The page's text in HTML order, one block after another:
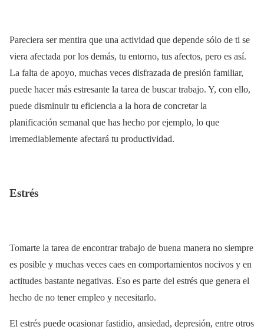
Pareciera ser mentira que una actividad que depende sólo de ti se
viera afectada por los demás, tu entorno, tus afectos, pero es así.
La falta de apoyo, muchas veces disfrazada de presión familiar,
puede hacer más estresante la tarea de buscar trabajo. Y, con ello,
puede disminuir tu eficiencia a la hora de concretar la
planificación semanal que has hecho por ejemplo, lo que
irremediablemente afectará tu productividad.
Estrés
Tomarte la tarea de encontrar trabajo de buena manera no siempre
es posible y muchas veces caes en comportamientos nocivos y en
actitudes bastante negativas. Eso es parte del estrés que genera el
hecho de no tener empleo y necesitarlo.
El estrés puede ocasionar fastidio, ansiedad, depresión, entre otros